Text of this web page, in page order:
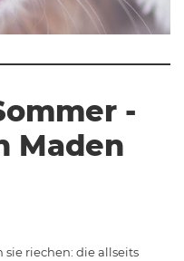
-
Maden
riechen: die allseits